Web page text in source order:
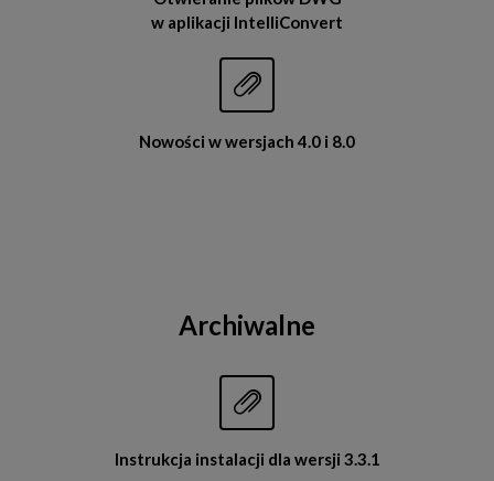
w aplikacji IntelliConvert


Nowości w wersjach 4.0 i 8.0
Archiwalne


Instrukcja instalacji dla wersji 3.3.1